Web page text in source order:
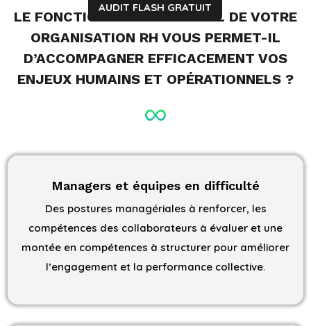
AUDIT FLASH GRATUIT
LE FONCTIONNEMENT ACTUEL DE VOTRE
ORGANISATION RH VOUS PERMET-IL
D’ACCOMPAGNER EFFICACEMENT VOS
ENJEUX HUMAINS ET OPÉRATIONNELS ?
Managers et équipes en difficulté
Des postures managériales à renforcer, les
compétences des collaborateurs à évaluer et une
montée en compétences à structurer pour améliorer
l’engagement et la performance collective.